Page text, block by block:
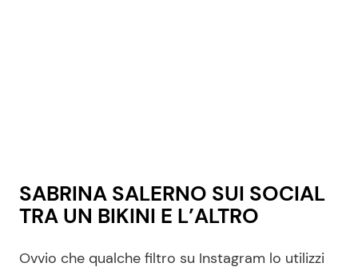
SABRINA SALERNO SUI SOCIAL
TRA UN BIKINI E L’ALTRO
Ovvio che qualche filtro su Instagram lo utilizzi